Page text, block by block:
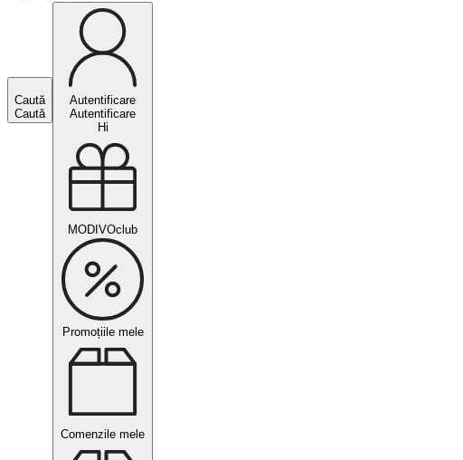
Caută
Caută
Autentificare
Autentificare
Hi
MODIVOclub
Promoțiile mele
Comenzile mele